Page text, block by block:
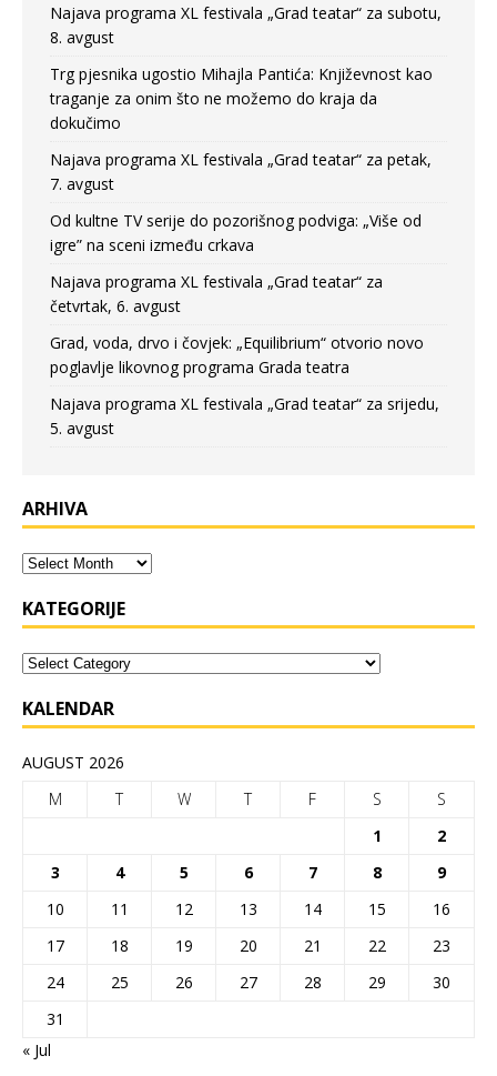
Najava programa XL festivala „Grad teatar“ za subotu,
8. avgust
Trg pjesnika ugostio Mihajla Pantića: Književnost kao
traganje za onim što ne možemo do kraja da
dokučimo
Najava programa XL festivala „Grad teatar“ za petak,
7. avgust
Od kultne TV serije do pozorišnog podviga: „Više od
igre” na sceni između crkava
Najava programa XL festivala „Grad teatar“ za
četvrtak, 6. avgust
Grad, voda, drvo i čovjek: „Equilibrium“ otvorio novo
poglavlje likovnog programa Grada teatra
Najava programa XL festivala „Grad teatar“ za srijedu,
5. avgust
ARHIVA
KATEGORIJE
KALENDAR
AUGUST 2026
M
T W T F S
S
1
2
3
4 5 6 7 8
9
10
11 12 13 14 15
16
17
18 19 20 21 22
23
24
25 26 27 28 29
30
31
« Jul